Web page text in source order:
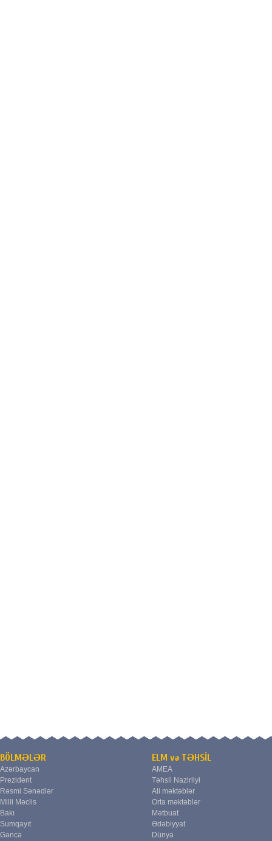
BÖLMƏLƏR
Azərbaycan
Prezident
Rəsmi Sənədlər
Milli Məclis
Bakı
Sumqayıt
Gəncə
ELM və TƏHSİL
AMEA
Təhsil Nazirliyi
Ali məktəblər
Orta məktəblər
Mətbuat
Ədəbiyyat
Dünya